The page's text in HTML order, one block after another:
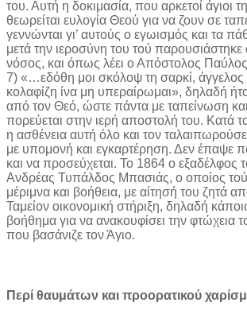
του. Αυτή η δοκιμασία, που αρκετοί άγιοι
θεωρείται ευλογία Θεού για να ζουν σε
γεννώνται γι’ αυτούς ο εγωισμός και τα
μετά την ιεροσύνη του τού παρουσιάστηκε
νόσος, και όπως λέει ο Απόστολος
7) «…εδόθη μοι σκόλοψ τη σαρκί, άγγελος
κολαφίζη ίνα μη υπεραίρωμαι», δηλαδή
από τον Θεό, ώστε πάντα με ταπείνωση
πορεύεται στην ιερή αποστολή του. Κατά
η ασθένεια αυτή όλο και τον
με υπομονή και εγκαρτέρηση. Δεν έπαψε
και να προσεύχεται. Το 1864 ο εξαδέλφος
Ανδρέας Τυπάλδος Μπασιάς, ο οποίος τού
μέριμνα και βοήθεια, με αίτησή του ζητά
Ταμείον οικονομική στήριξη, δηλαδή
βοήθημα για να ανακουφίσει την φτώχεια
που βασάνιζε τον Άγιο.
Περί θαυμάτων και προορατικού